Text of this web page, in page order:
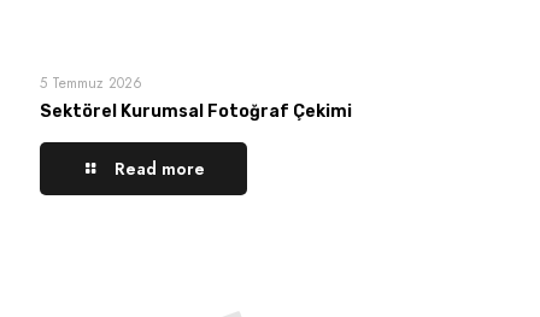
5 Temmuz 2026
Sektörel Kurumsal Fotoğraf Çekimi
Read more